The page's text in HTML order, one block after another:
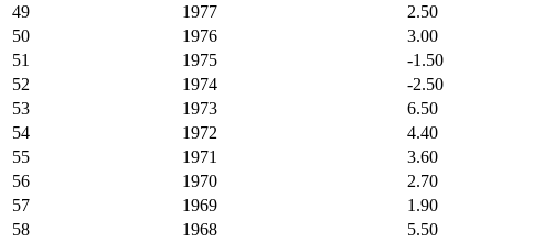
49
1977
2.50
50
1976
3.00
51
1975
-1.50
52
1974
-2.50
53
1973
6.50
54
1972
4.40
55
1971
3.60
56
1970
2.70
57
1969
1.90
58
1968
5.50